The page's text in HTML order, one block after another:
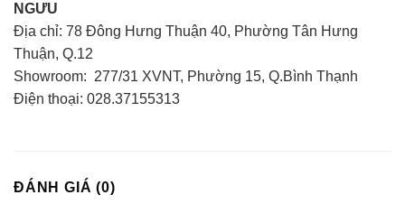
NGƯU
Địa chỉ: 78 Đông Hưng Thuận 40, Phường Tân Hưng
Thuận, Q.12
Showroom: 277/31 XVNT, Phường 15, Q.Bình Thạnh
Điện thoại: 028.37155313
ĐÁNH GIÁ (0)